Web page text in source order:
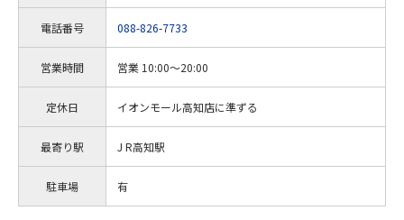
電話番号 088-826-7733
営業時間 営業 10:00～20:00
定休日 イオンモール高知店に準ずる
最寄り駅 J R高知駅
駐車場 有